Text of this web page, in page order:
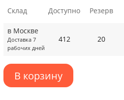
Склад Доступно Резерв
в Москве
Доставка 7
рабочих дней
412 20
В корзину